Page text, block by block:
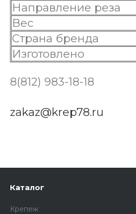
Направление реза
Вес
Страна бренда
Изготовлено
8(812) 983-18-18
zakaz@krep78.ru
Каталог
Крепеж